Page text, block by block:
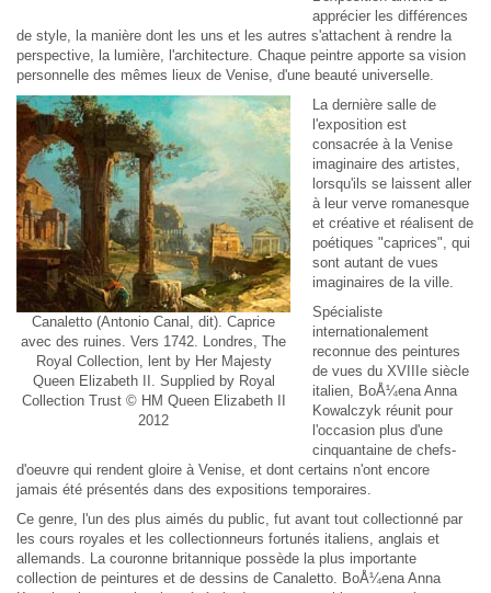
apprécier les différences
de style, la manière dont les uns et les autres s'attachent à rendre la
perspective, la lumière, l'architecture. Chaque peintre apporte sa vision
personnelle des mêmes lieux de Venise, d'une beauté universelle.
Canaletto (Antonio Canal, dit). Caprice
avec des ruines. Vers 1742. Londres, The
Royal Collection, lent by Her Majesty
Queen Elizabeth II. Supplied by Royal
Collection Trust © HM Queen Elizabeth II
2012
La dernière salle de
l'exposition est
consacrée à la Venise
imaginaire des artistes,
lorsqu'ils se laissent aller
à leur verve romanesque
et créative et réalisent de
poétiques "caprices", qui
sont autant de vues
imaginaires de la ville.
Spécialiste
internationalement
reconnue des peintures
de vues du XVIIIe siècle
italien, BoÅ¼ena Anna
Kowalczyk réunit pour
l'occasion plus d'une
cinquantaine de chefs-
d'oeuvre qui rendent gloire à Venise, et dont certains n'ont encore
jamais été présentés dans des expositions temporaires.
Ce genre, l'un des plus aimés du public, fut avant tout collectionné par
les cours royales et les collectionneurs fortunés italiens, anglais et
allemands. La couronne britannique possède la plus importante
collection de peintures et de dessins de Canaletto. BoÅ¼ena Anna